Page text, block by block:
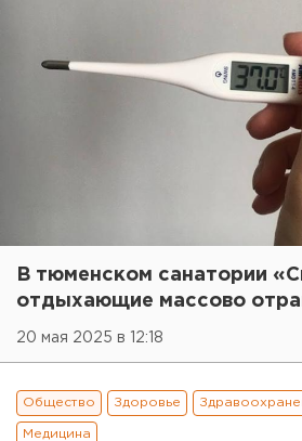
В тюменском санатории
отдыхающие массово
20 мая 2025 в 12:18
Общество Здоровье
Медицина